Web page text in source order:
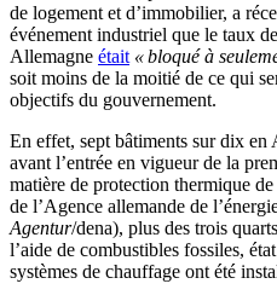
de logement et d’immobilier, a
événement industriel que le taux
Allemagne était « bloqué à
soit moins de la moitié de ce qui
objectifs du gouvernement.
En effet, sept bâtiments sur dix en
avant l’entrée en vigueur de la
matière de protection thermique
de l’Agence allemande de
Agentur/dena), plus des trois
l’aide de combustibles fossiles,
systèmes de chauffage ont été